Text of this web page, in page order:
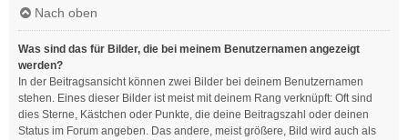
Nach oben
Was sind das für Bilder, die bei meinem Benutzernamen angezeigt
werden?
In der Beitragsansicht können zwei Bilder bei deinem Benutzernamen
stehen. Eines dieser Bilder ist meist mit deinem Rang verknüpft: Oft sind
dies Sterne, Kästchen oder Punkte, die deine Beitragszahl oder deinen
Status im Forum angeben. Das andere, meist größere, Bild wird auch als